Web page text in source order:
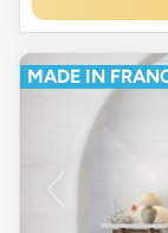
MADE IN